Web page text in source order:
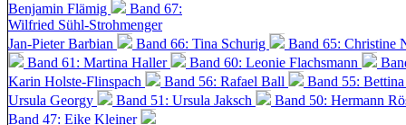
Benjamin Flämig
Band 67:
Wilfried Sühl-Strohmenger
Jan-Pieter Barbian
Band 66: Tina Schurig
Band 65: Christine
Band 61: Martina Haller
Band 60: Leonie Flachsmann
Karin Holste-Flinspach
Band 56: Rafael Ball
Band 55:
Ursula Georgy
Band 51: Ursula Jaksch Band 50: Hermann
Band 47: Eike Kleiner